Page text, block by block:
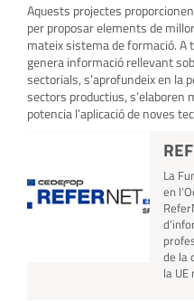
Aquests projectes
per proposar elements de
mateix sistema de formació. A
genera informació rellevant
sectorials, s’aprofundeix en la
sectors productius, s’elaboren
potencia l’aplicació de noves
La
en
de la
la